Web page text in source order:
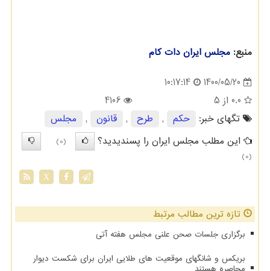
منبع: مجلس ایران دات كام
1400/05/20
10:17:14
0.0 از 5
4106
تگهای خبر:
حكم , طرح , قانون ,
مجلس
این مطلب مجلس ایران را پسندیدید؟
(0)
(0)
X
تازه ترین مطالب مرتبط
برگزاری جلسات صحن علنی مجلس هفته آتی
بریکس و شانگهای موقعیت های طلایی ایران برای شکست دیوار